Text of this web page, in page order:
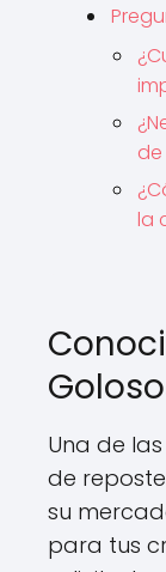
la
Una de
de
su
para tus